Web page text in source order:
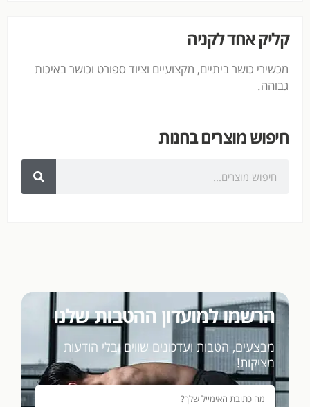
קליק אחד לקניה
מכשירי כושר ביתיים, מקצועיים וציוד ספורט וכושר באיכות
גבוהה.
חיפוש מוצרים בחנות
הרשמו למועדון ההטבות שלנו
מבצעים, הטבות ועדכונים שווים ובלי הודעות
מציקות!